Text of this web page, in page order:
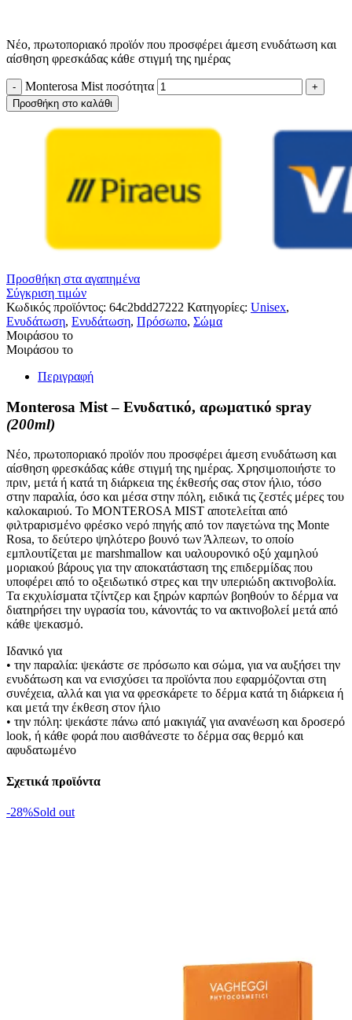
Νέο, πρωτοποριακό προϊόν που προσφέρει άμεση ενυδάτωση και
αίσθηση φρεσκάδας κάθε στιγμή της ημέρας
Monterosa Mist ποσότητα
Προσθήκη στο καλάθι
Προσθήκη στα αγαπημένα
Σύγκριση τιμών
Κωδικός προϊόντος: 64c2bdd27222 Κατηγορίες: Unisex,
Ενυδάτωση, Ενυδάτωση, Πρόσωπο, Σώμα
Μοιράσου το
Μοιράσου το
Περιγραφή
Monterosa Mist – Ενυδατικό, αρωματικό spray
(200ml)
Νέο, πρωτοποριακό προϊόν που προσφέρει άμεση ενυδάτωση και
αίσθηση φρεσκάδας κάθε στιγμή της ημέρας. Χρησιμοποιήστε το
πριν, μετά ή κατά τη διάρκεια της έκθεσής σας στον ήλιο, τόσο
στην παραλία, όσο και μέσα στην πόλη, ειδικά τις ζεστές μέρες του
καλοκαιριού. Το MONTEROSA MIST αποτελείται από
φιλτραρισμένο φρέσκο νερό πηγής από τον παγετώνα της Monte
Rosa, το δεύτερο ψηλότερο βουνό των Άλπεων, το οποίο
εμπλουτίζεται με marshmallow και υαλουρονικό οξύ χαμηλού
μοριακού βάρους για την αποκατάσταση της επιδερμίδας που
υποφέρει από το οξειδωτικό στρες και την υπεριώδη ακτινοβολία.
Τα εκχυλίσματα τζίντζερ και ξηρών καρπών βοηθούν το δέρμα να
διατηρήσει την υγρασία του, κάνοντάς το να ακτινοβολεί μετά από
κάθε ψεκασμό.
Ιδανικό για
• την παραλία: ψεκάστε σε πρόσωπο και σώμα, για να αυξήσει την
ενυδάτωση και να ενισχύσει τα προϊόντα που εφαρμόζονται στη
συνέχεια, αλλά και για να φρεσκάρετε το δέρμα κατά τη διάρκεια ή
και μετά την έκθεση στον ήλιο
• την πόλη: ψεκάστε πάνω από μακιγιάζ για ανανέωση και δροσερό
look, ή κάθε φορά που αισθάνεστε το δέρμα σας θερμό και
αφυδατωμένο
Σχετικά προϊόντα
-28%Sold out